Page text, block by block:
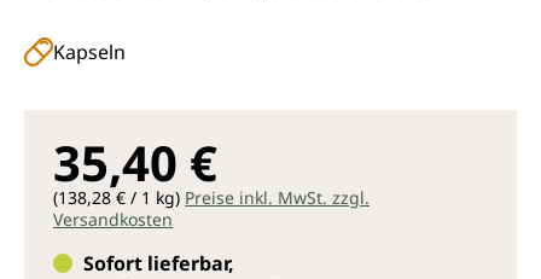
Kapseln
35,40 €
(138,28 € / 1 kg) Preise inkl. MwSt. zzgl.
Versandkosten
Sofort lieferbar,